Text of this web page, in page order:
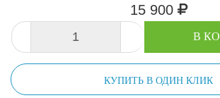
15 900
В
КУПИТЬ В ОДИН КЛИК